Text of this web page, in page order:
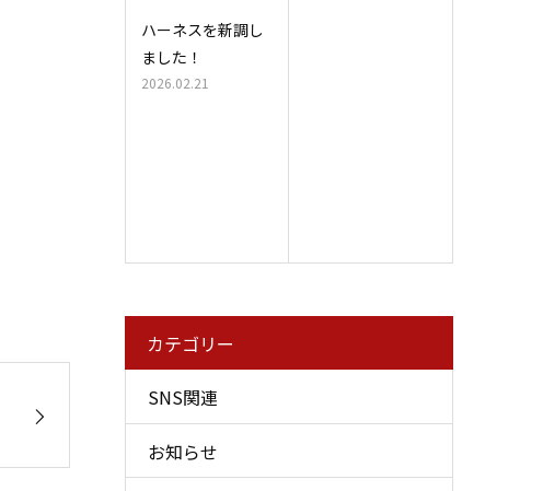
ハーネスを新調し
ました！
2026.02.21
カテゴリー
SNS関連
お知らせ